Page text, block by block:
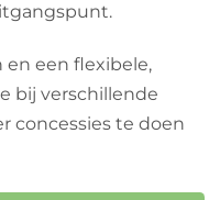
een flexibele,
bij verschillende
concessies te doen